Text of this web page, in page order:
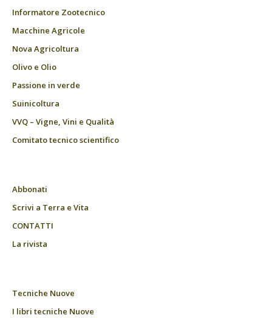
Informatore Zootecnico
Macchine Agricole
Nova Agricoltura
Olivo e Olio
Passione in verde
Suinicoltura
VVQ – Vigne, Vini e Qualità
Comitato tecnico scientifico
Abbonati
Scrivi a Terra e Vita
CONTATTI
La rivista
Tecniche Nuove
I libri tecniche Nuove